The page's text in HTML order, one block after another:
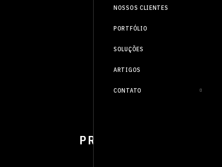
NOSSOS CLIENTES
PORTFÓLIO
SOLUÇÕES
ARTIGOS
CONTATO
PROJECTS